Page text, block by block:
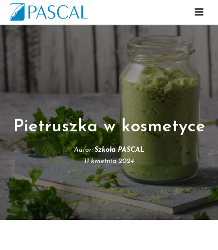
Pietruszka w kosmetyce
Autor: Szkoła PASCAL
11 kwietnia 2024